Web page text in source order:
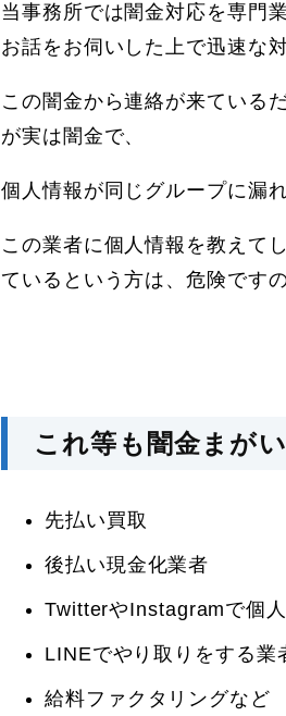
当事務所では闇金対応を専門
お話をお伺いした上で迅速な
この闇金から連絡が来ている
が実は闇金で、
個人情報が同じグループに漏
この業者に個人情報を教えて
ているという方は、危険です
これ等も闇金まが
先払い買取
後払い現金化業者
TwitterやInstagramで個
LINEでやり取りをする業
給料ファクタリングなど